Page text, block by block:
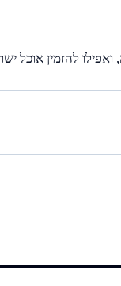
להזמין אוכל